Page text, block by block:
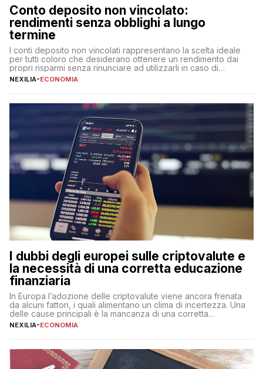
Conto deposito non vincolato:
rendimenti senza obblighi a lungo
termine
I conti deposito non vincolati rappresentano la scelta ideale
per tutti coloro che desiderano ottenere un rendimento dai
propri risparmi senza rinunciare ad utilizzarli in caso di
necessità. A differenza delle forme vincolate tradizionali,
flessibilità e rendimento. Come funzionano […]
NEXILIA-ECONOMIA
I dubbi degli europei sulle criptovalute e
la necessità di una corretta educazione
finanziaria
In Europa l’adozione delle criptovalute viene ancora frenata
da alcuni fattori, i quali alimentano un clima di incertezza. Una
delle cause principali è la mancanza di una corretta
educazione finanziaria, che impedisce ad una larga parte della
sulle criptovalute: […]
NEXILIA-ECONOMIA